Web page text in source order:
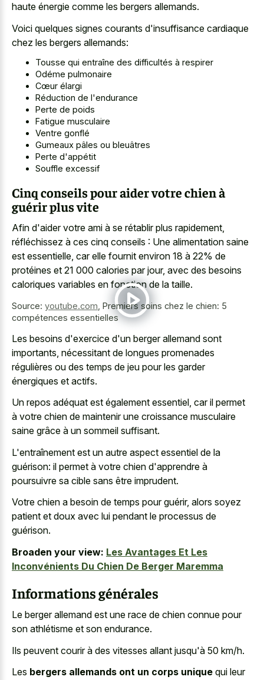
haute énergie comme les bergers allemands.
Voici quelques signes courants d'insuffisance cardiaque
chez les bergers allemands:
Tousse qui entraîne des difficultés à respirer
Odéme pulmonaire
Cœur élargi
Réduction de l'endurance
Perte de poids
Fatigue musculaire
Ventre gonflé
Gumeaux pâles ou bleuâtres
Perte d'appétit
Souffle excessif
Cinq conseils pour aider votre chien à
guérir plus vite
Afin d'aider votre ami à se rétablir plus rapidement,
réfléchissez à ces cinq conseils : Une alimentation saine
est essentielle, car elle fournit environ 18 à 22% de
protéines et 21 000 calories par jour, avec des besoins
caloriques variables en fonction de la taille.
Source: youtube.com, Premiers soins chez le chien: 5
compétences essentielles
Les besoins d'exercice d'un berger allemand sont
importants, nécessitant de longues promenades
régulières ou des temps de jeu pour les garder
énergiques et actifs.
Un repos adéquat est également essentiel, car il permet
à votre chien de maintenir une croissance musculaire
saine grâce à un sommeil suffisant.
L'entraînement est un autre aspect essentiel de la
guérison: il permet à votre chien d'apprendre à
poursuivre sa cible sans être imprudent.
Votre chien a besoin de temps pour guérir, alors soyez
patient et doux avec lui pendant le processus de
guérison.
Broaden your view: Les Avantages Et Les
Inconvénients Du Chien De Berger Maremma
Informations générales
Le berger allemand est une race de chien connue pour
son athlétisme et son endurance.
Ils peuvent courir à des vitesses allant jusqu'à 50 km/h.
Les bergers allemands ont un corps unique qui leur